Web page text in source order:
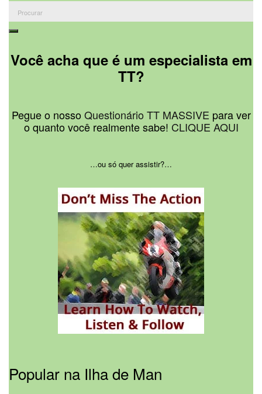
Procurar
Você acha que é um especialista em
TT?
Pegue o nossoQuestionário TT MASSIVE para ver
o quanto você realmente sabe! CLIQUE AQUI
…ou só quer assistir?…
Popular na Ilha de Man